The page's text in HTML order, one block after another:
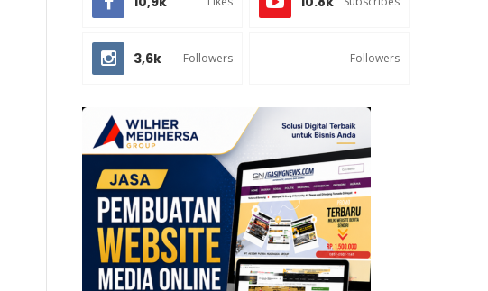
3,6k Followers Followers